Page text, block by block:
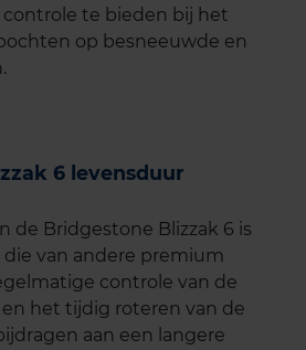
te bieden bij het
op besneeuwde en
6 levensduur
de Bridgestone Blizzak 6 is
van andere premium
controle van de
het tijdig roteren van de
aan een langere